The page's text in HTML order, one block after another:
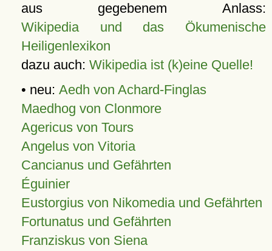
aus gegebenem Anlass:
Wikipedia und das Ökumenische
Heiligenlexikon
dazu auch: Wikipedia ist (k)eine Quelle!
• neu: Aedh von Achard-Finglas
Maedhog von Clonmore
Agericus von Tours
Angelus von Vitoria
Cancianus und Gefährten
Éguinier
Eustorgius von Nikomedia und Gefährten
Fortunatus und Gefährten
Franziskus von Siena